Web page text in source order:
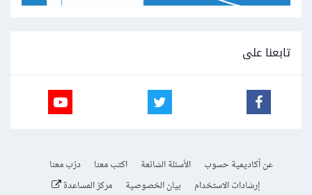
تابعنا على
عن أكاديمية حسوب الأسئلة الشائعة اكتب معنا
درّب معنا
إرشادات الاستخدام
بيان الخصوصية مركز المساعدة